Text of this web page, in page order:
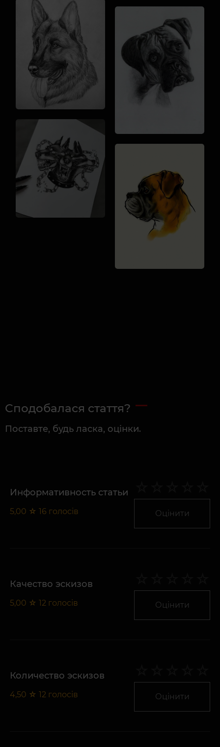
Сподобалася стаття?
Поставте, будь ласка, оцінки.
Информативность статьи
5,00 ☆ 16 голосів Оцінити
Качество эскизов
5,00 ☆ 12 голосів Оцінити
Количество эскизов
4,50 ☆ 12 голосів Оцінити